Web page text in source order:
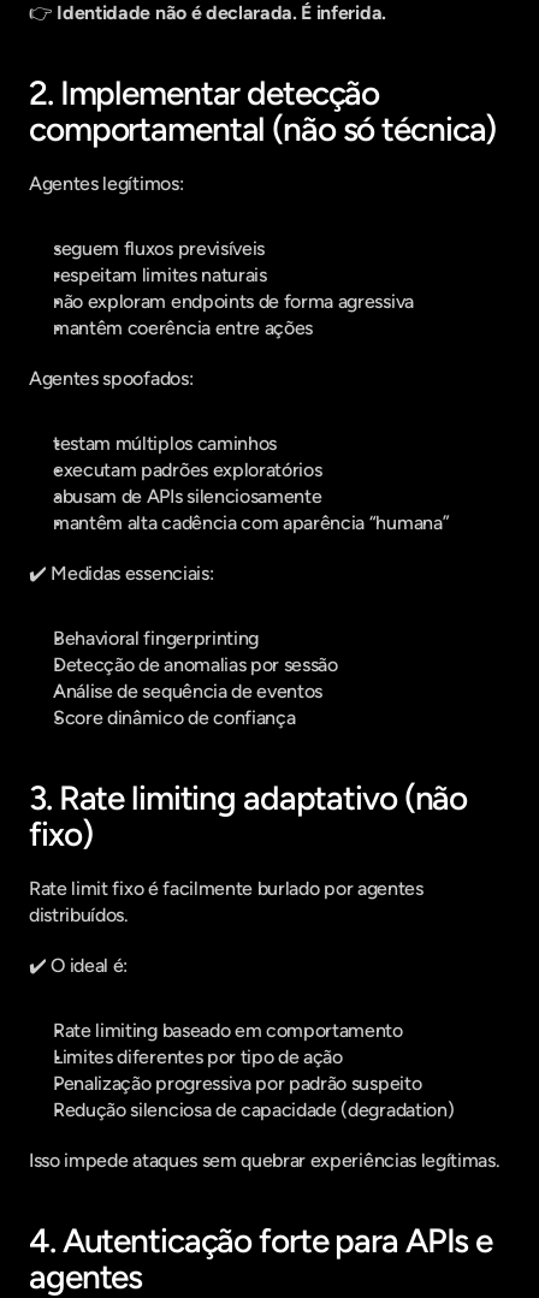
👉 Identidade não é declarada. É inferida.
2. Implementar detecção
comportamental (não só técnica)
Agentes legítimos:
seguem fluxos previsíveis
respeitam limites naturais
não exploram endpoints de forma agressiva
mantêm coerência entre ações
Agentes spoofados:
testam múltiplos caminhos
executam padrões exploratórios
abusam de APIs silenciosamente
mantêm alta cadência com aparência “humana”
✔️ Medidas essenciais:
Behavioral fingerprinting
Detecção de anomalias por sessão
Análise de sequência de eventos
Score dinâmico de confiança
3. Rate limiting adaptativo (não
fixo)
Rate limit fixo é facilmente burlado por agentes
distribuídos.
✔️ O ideal é:
Rate limiting baseado em comportamento
Limites diferentes por tipo de ação
Penalização progressiva por padrão suspeito
Redução silenciosa de capacidade (degradation)
Isso impede ataques sem quebrar experiências legítimas.
4. Autenticação forte para APIs e
agentes